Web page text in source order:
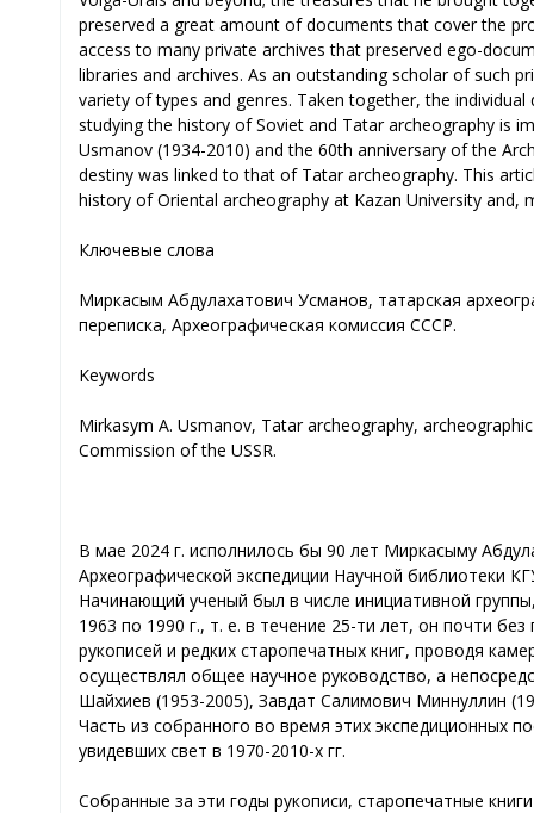
preserved a great amount of documents that cover the
access to many private archives that preserved ego-
libraries and archives. As an outstanding scholar of such
variety of types and genres. Taken together, the
studying the history of Soviet and Tatar archeography is
Usmanov (1934-2010) and the 60th anniversary of the
destiny was linked to that of Tatar archeography. This
history of Oriental archeography at Kazan University and,
Ключевые слова
Миркасым Абдулахатович Усманов, татарская
переписка, Археографическая комиссия СССР.
Keywords
Mirkasym A. Usmanov, Tatar archeography,
Commission of the USSR.
В мае 2024 г. исполнилось бы 90 лет Миркасыму
Археографической экспедиции Научной библиотеки
Начинающий ученый был в числе инициативной
1963 по 1990 г., т. е. в течение 25-ти лет, он почти
рукописей и редких старопечатных книг, проводя
осуществлял общее научное руководство, а
Шайхиев (1953-2005), Завдат Салимович Миннуллин
Часть из собранного во время этих экспедиционных
увидевших свет в 1970-2010-х гг.
Собранные за эти годы рукописи, старопечатные